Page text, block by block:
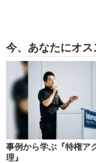
今、あなたにオス
事例から学ぶ『特権ア
理』